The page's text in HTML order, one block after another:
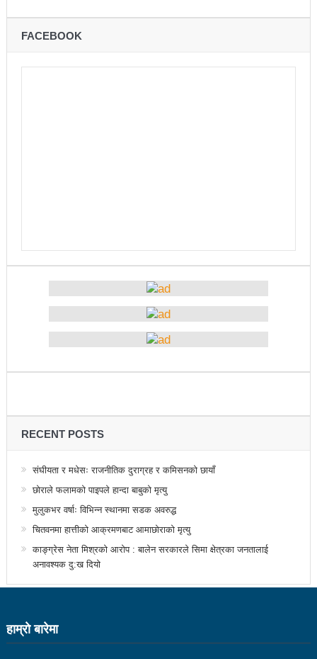
भरतपुर महानगर युवा संजालको फुटसल : पुरुषतर्फ वडा नं. ५ र
होः राजदूत छन सोङ
संघीयताका अवसर र उपलब्धीको सदुपयोग गर्नुपर्नेमा वक्ताहरुको
१५ दिनमा ३१ वटा युट्युबलगायतका सामाजिक सञ्जाल
काउन्सिलको कारबाहीमा
अब सरकारमा जाने होइन, जनतामा जाने र पार्टी सुदृढ गर्नेतिर
ध्यान दिइनेछ : प्रचण्ड
सौर्य एयर दुर्घटनाः ४ जनाको जीवितै उद्दार, १५ जनाको मृत्यु
सौर्य एयर दुर्घटनाः आफ्नै कर्मचारी लिएर पोखरा जाँदै थियो
जहाज
बागमती सरकारमा माओवादीका शालिकरामका १८ महिनाः यस्तो
FACEBOOK
RECENT POSTS
संघीयता र मधेसः राजनीतिक दुराग्रह र कमिसनको छायाँ
छोराले फलामको पाइपले हान्दा बाबुको मृत्यु
मुलुकभर वर्षाः विभिन्न स्थानमा सडक अवरुद्ध
चितवनमा हात्तीको आक्रमणबाट आमाछोराको मृत्यु
काङ्ग्रेस नेता मिश्रको आरोप : बालेन सरकारले सिमा क्षेत्रका जनतालाई
अनावश्यक दु:ख दियो
हाम्राे बारेमा